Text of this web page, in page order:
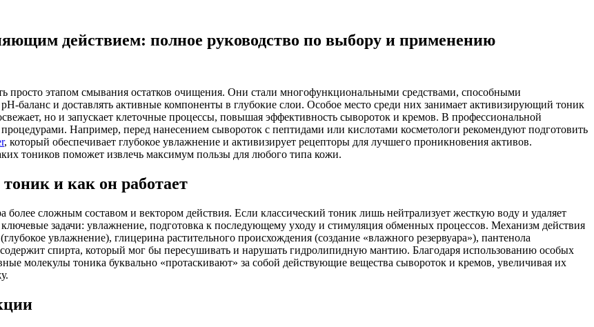
действием: полное руководство по выбору и применению
просто этапом смывания остатков очищения. Они стали многофункциональными средствами, способными
баланс и доставлять активные компоненты в глубокие слои. Особое место среди них занимает активизирующий тоник
но и запускает клеточные процессы, повышая эффективность сывороток и кремов. В профессиональной
Например, перед нанесением сывороток с пептидами или кислотами косметологи рекомендуют подготовить
, который обеспечивает глубокое увлажнение и активизирует рецепторы для лучшего проникновения активов.
тоников поможет извлечь максимум пользы для любого типа кожи.
и как он работает
сложным составом и вектором действия. Если классический тоник лишь нейтрализует жесткую воду и удаляет
задачи: увлажнение, подготовка к последующему уходу и стимуляция обменных процессов. Механизм действия
увлажнение), глицерина растительного происхождения (создание «влажного резервуара»), пантенола
спирта, который мог бы пересушивать и нарушать гидролипидную мантию. Благодаря использованию особых
молекулы тоника буквально «протаскивают» за собой действующие вещества сывороток и кремов, увеличивая их